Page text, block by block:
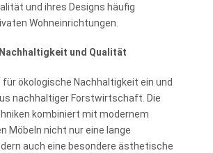
und ihres Designs häufig
Wohneinrichtungen.
und Qualität
ökologische Nachhaltigkeit ein und
nachhaltiger Forstwirtschaft. Die
kombiniert mit modernem
Möbeln nicht nur eine lange
auch eine besondere ästhetische